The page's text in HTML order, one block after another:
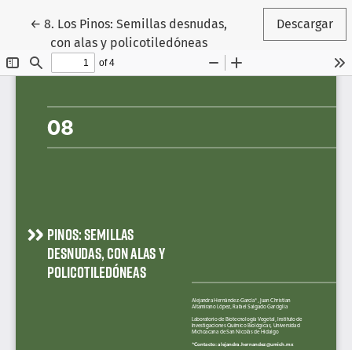
←Volver a los detalles del artículo
8. Los Pinos: Semillas desnudas,
con alas y policotiledóneas
Descargar